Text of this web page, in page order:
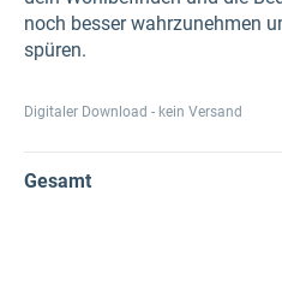
noch besser wahrzunehmen
spüren.
Digitaler Download - kein Versand
Gesamt